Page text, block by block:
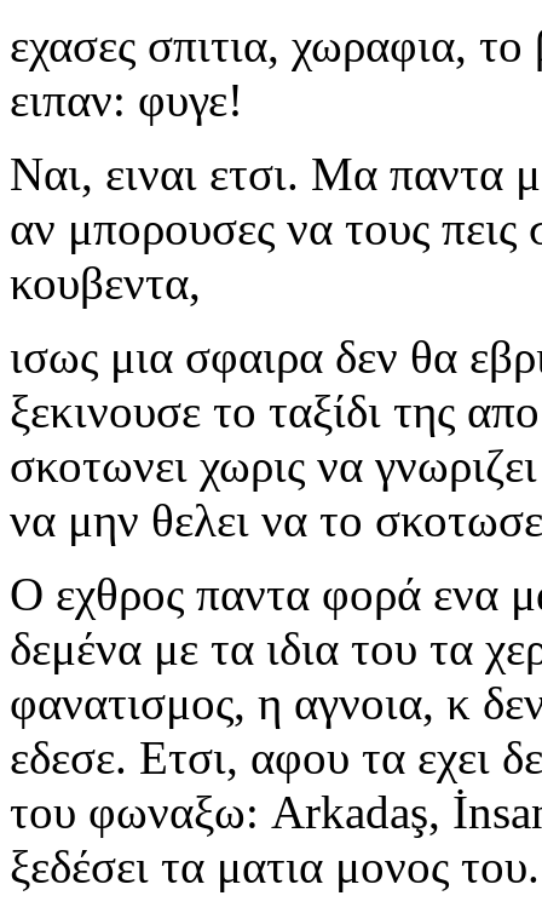
εχασες σπιτια, χωραφια,
ειπαν: φυγε!
Ναι, ειναι ετσι. Μα παντα
αν μπορουσες να τους
κουβεντα,
ισως μια σφαιρα δεν θα
ξεκινουσε το ταξίδι της
σκοτωνει χωρις να
να μην θελει να το
Ο εχθρος παντα φορά ενα
δεμένα με τα ιδια του τα
φανατισμος, η αγνοια, κ
εδεσε. Ετσι, αφου τα εχει
του φωναξω: Arkadaş, İ
ξεδέσει τα ματια μονος του.